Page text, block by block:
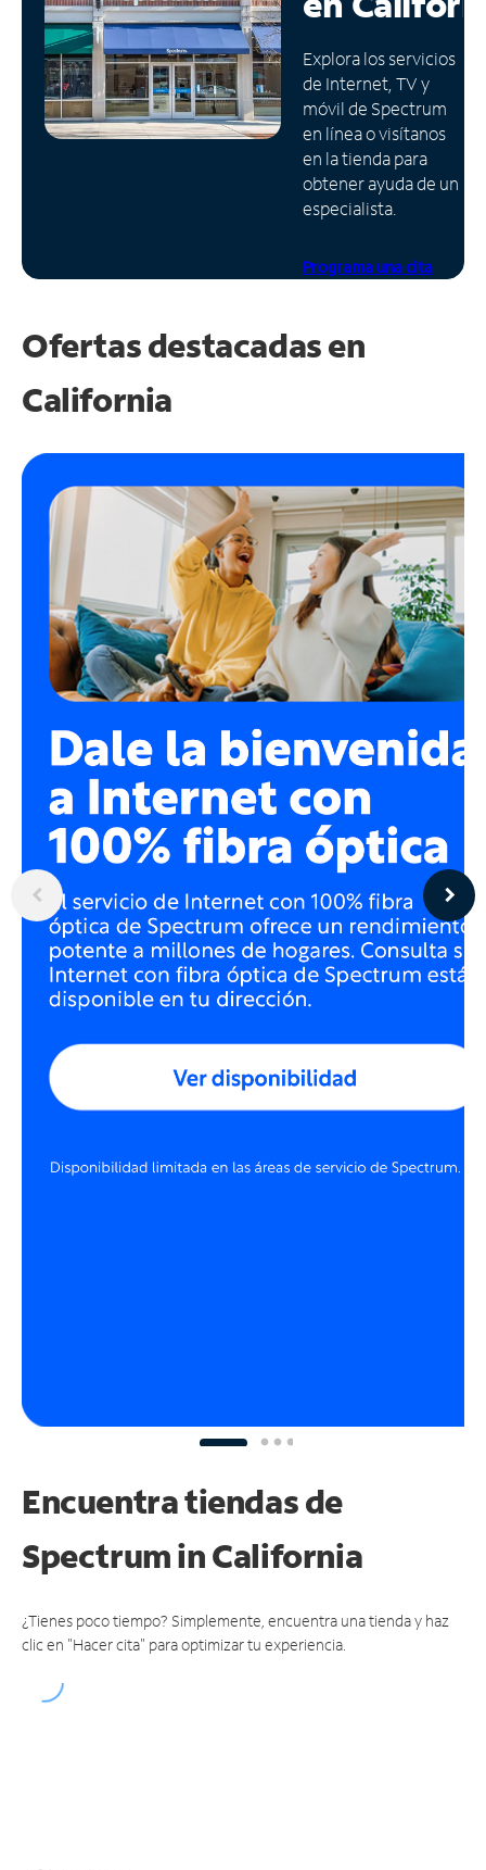
Administrar
cuenta
Encuentra
una
tienda
Explora los servicios
de Internet, TV y
móvil de Spectrum
en línea o visítanos
en la tienda para
obtener ayuda de un
especialista.
Programa una cita
Ofertas destacadas en
California
Encuentra tiendas de
Spectrumin California
¿Tienes poco tiempo? Simplemente, encuentra una tienda y haz
clic en "Hacer cita" para optimizar tu experiencia.